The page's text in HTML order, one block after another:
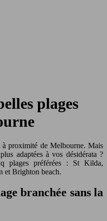
plages
à proximité de Melbourne. Mais
adaptées à vos désidérata ?
plages préférées : St Kilda,
et Brighton beach.
branchée sans la